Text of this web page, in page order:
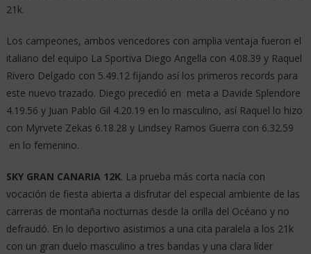
21k.
Los campeones, ambos vencedores con amplia ventaja fueron el
italiano del equipo La Sportiva Diego Angella con 4.08.39 y Raquel
Rivero Delgado con 5.49.12 fijando así los primeros records para
este nuevo trazado. Diego precedió en meta a Davide Splendore
4.19.56 y Juan Pablo Gil 4.20.19 en lo masculino, así Raquel lo hizo
con Myrvete Zekas 6.18.28 y Lindsey Ramos Guerra con 6.32.59
en lo femenino.
SKY GRAN CANARIA 12K. La prueba más corta nacía con
vocación de fiesta abierta a disfrutar del especial ambiente de las
carreras de montaña nocturnas desde la orilla del Océano y no
defraudó. En lo deportivo asistimos a una cita paralela a los 21k
con un gran duelo masculino a tres bandas y una clara líder